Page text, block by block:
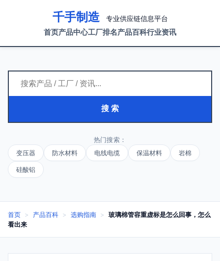
千手制造 专业供应链信息平台
首页产品中心工厂排名产品百科行业资讯
搜 索
热门搜索：
变压器
防水材料 电线电缆 保温材料 岩棉
硅酸铝
首页 > 产品百科 > 选购指南 >
玻璃棉管容重虚标是怎么回事，怎么
看出来